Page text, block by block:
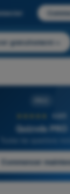
gratuitement
4,6/5
Quizvds PRO
Commencer